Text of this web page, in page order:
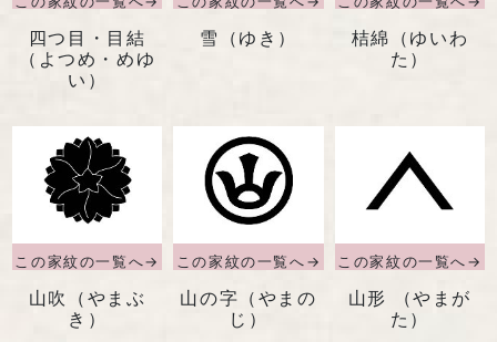
お問い合わせ
『京の黒染め屋』（BtoC）サイトへ
四つ目・目結
（よつめ・めゆ
い）
雪（ゆき）
桔綿（ゆいわ
た）
山吹（やまぶ
き）
山の字（やまの
じ）
山形 （やまが
た）